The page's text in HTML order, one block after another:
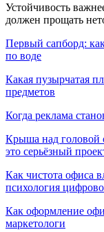
Устойчивость
должен прощать
Первый сапборд:
по воде
Какая пузырчатая
предметов
Когда реклама
Крыша над головой
это серьёзный
Как чистота офиса
психология
Как оформление
маркетологи